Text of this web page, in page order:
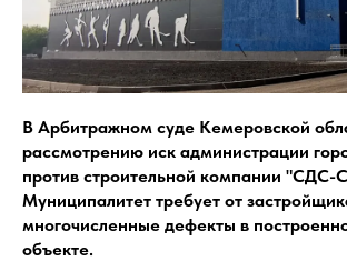
В Арбитражном суде Кемеровской
рассмотрению иск администрации
против строительной компании "СДС-
Муниципалитет требует от
многочисленные дефекты в
объекте.